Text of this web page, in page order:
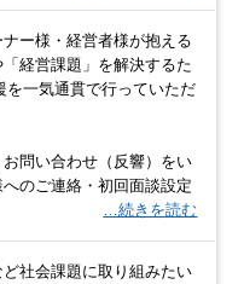
ー様・経営者様が抱える
「経営課題」を解決するた
を一気通貫で行っていただ
問い合わせ（反響）をい
のご連絡・初回面談設定
…続きを読む
ど社会課題に取り組みたい